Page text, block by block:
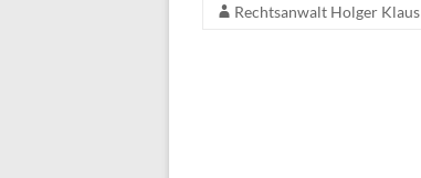
Rechtsanwalt Holger Klaus